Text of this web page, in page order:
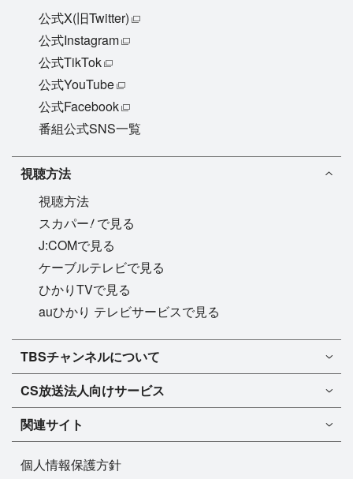
公式X(旧Twitter)
公式Instagram
公式TikTok
公式YouTube
公式Facebook
番組公式SNS一覧
視聴方法
視聴方法
スカパー!で見る
J:COMで見る
ケーブルテレビで見る
ひかりTVで見る
auひかり テレビサービスで見る
TBSチャンネル1
TBSチャンネル2
マンスリーガイド［PDF］
TBSチャンネルについて
TBSチャンネルについて
FAQ・よくあるご質問
インフォメーション
プレゼント
CS放送法人向けサービス
法人向けサービスについて
TBSチャンネル1
TBSチャンネル2
今月放送
ドラマ
バラエティ
音楽
関連サイト
BS-TBS
個人情報保護方針